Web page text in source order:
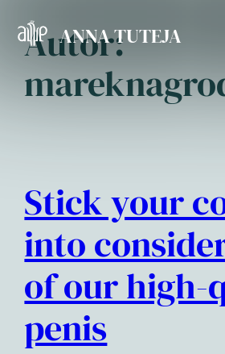
Przejdź
treści
ANNA TUTEJA
Autor:
Stick your
into
of our high-
penis